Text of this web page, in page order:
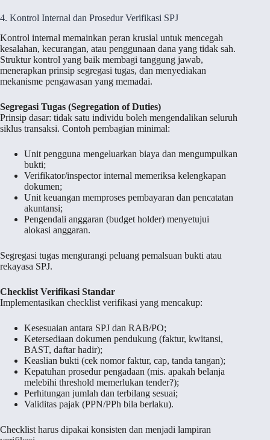
4. Kontrol Internal dan Prosedur Verifikasi SPJ
Kontrol internal memainkan peran krusial untuk mencegah
kesalahan, kecurangan, atau penggunaan dana yang tidak sah.
Struktur kontrol yang baik membagi tanggung jawab,
menerapkan prinsip segregasi tugas, dan menyediakan
mekanisme pengawasan yang memadai.
Segregasi Tugas (Segregation of Duties)
Prinsip dasar: tidak satu individu boleh mengendalikan seluruh
siklus transaksi. Contoh pembagian minimal:
Unit pengguna mengeluarkan biaya dan mengumpulkan
bukti;
Verifikator/inspector internal memeriksa kelengkapan
dokumen;
Unit keuangan memproses pembayaran dan pencatatan
akuntansi;
Pengendali anggaran (budget holder) menyetujui
alokasi anggaran.
Segregasi tugas mengurangi peluang pemalsuan bukti atau
rekayasa SPJ.
Checklist Verifikasi Standar
Implementasikan checklist verifikasi yang mencakup:
Kesesuaian antara SPJ dan RAB/PO;
Ketersediaan dokumen pendukung (faktur, kwitansi,
BAST, daftar hadir);
Keaslian bukti (cek nomor faktur, cap, tanda tangan);
Kepatuhan prosedur pengadaan (mis. apakah belanja
melebihi threshold memerlukan tender?);
Perhitungan jumlah dan terbilang sesuai;
Validitas pajak (PPN/PPh bila berlaku).
Checklist harus dipakai konsisten dan menjadi lampiran